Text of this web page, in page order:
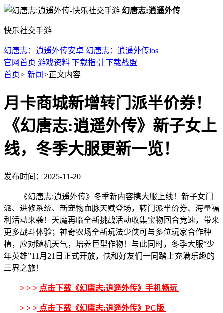
幻唐志:逍遥外传
快乐社交手游
幻唐志：逍遥外传安卓 幻唐志：逍遥外传ios
官网首页 游戏资料 下载指引
下载战盟
首页> 新闻 >正文内容
月卡商城新增转门派半价券！
《幻唐志:逍遥外传》新子女上
线，冬季大服更新一览！
发布时间：2025-11-20
《幻唐志:逍遥外传》冬季新内容携大服上线！新子女门
派、进修系统、新宠物血脉天赋登场，转门派半价券、海量福
利活动来袭！天魔再临全新挑战活动收集宝物回合竞速，带来
更多战斗体验；神奇农场全新玩法少侠可与多位玩家合作种
植，应对随机天气，培养巨型作物！与此同时，冬季大服“少
年英雄”11月21日正式开放，快和好友们一同踏上充满乐趣的
三界之旅！
> > > 点击下载《幻唐志:逍遥外传》手机畅玩
> > > 点击下载《幻唐志:逍遥外传》PC版